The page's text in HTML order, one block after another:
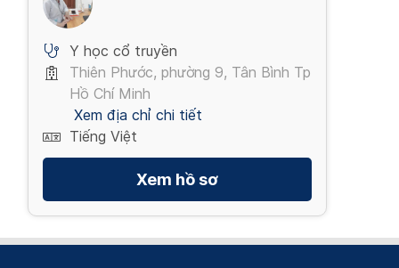
Y học cổ truyền
Thiên Phước, phường 9, Tân Bình Tp
Hồ Chí Minh
Xem địa chỉ chi tiết
Tiếng Việt
Xem hồ sơ